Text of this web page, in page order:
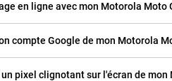
en ligne avec mon Motorola Moto
compte Google de mon Motorola
pixel clignotant sur l'écran de